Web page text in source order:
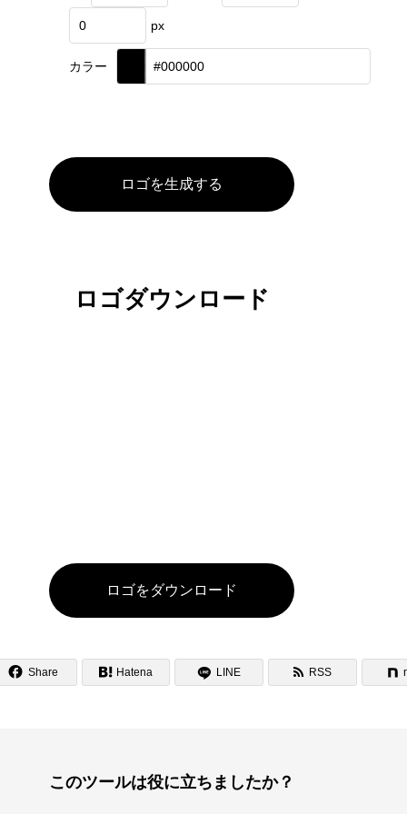
px
カラー
ロゴを生成する
ロゴダウンロード
ロゴをダウンロード
 Share  Hatena LINE  RSS
このツールは役に立ちましたか？